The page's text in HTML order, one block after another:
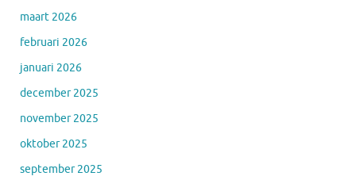
maart 2026
februari 2026
januari 2026
december 2025
november 2025
oktober 2025
september 2025